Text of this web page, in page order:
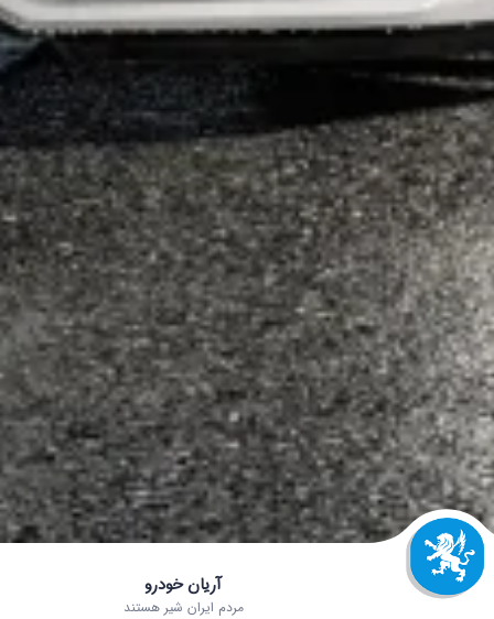
آریان خودرو
مردم ایران شیر هستند